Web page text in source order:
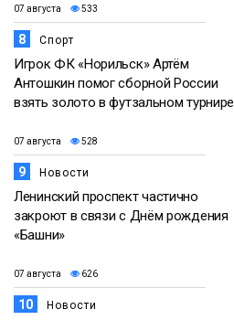
07 августа 533
8 Спорт
Игрок ФК «Норильск» Артём
Антошкин помог сборной России
взять золото в футзальном турнире
07 августа 528
9 Новости
Ленинский проспект частично
закроют в связи с Днём рождения
«Башни»
07 августа 626
10 Новости